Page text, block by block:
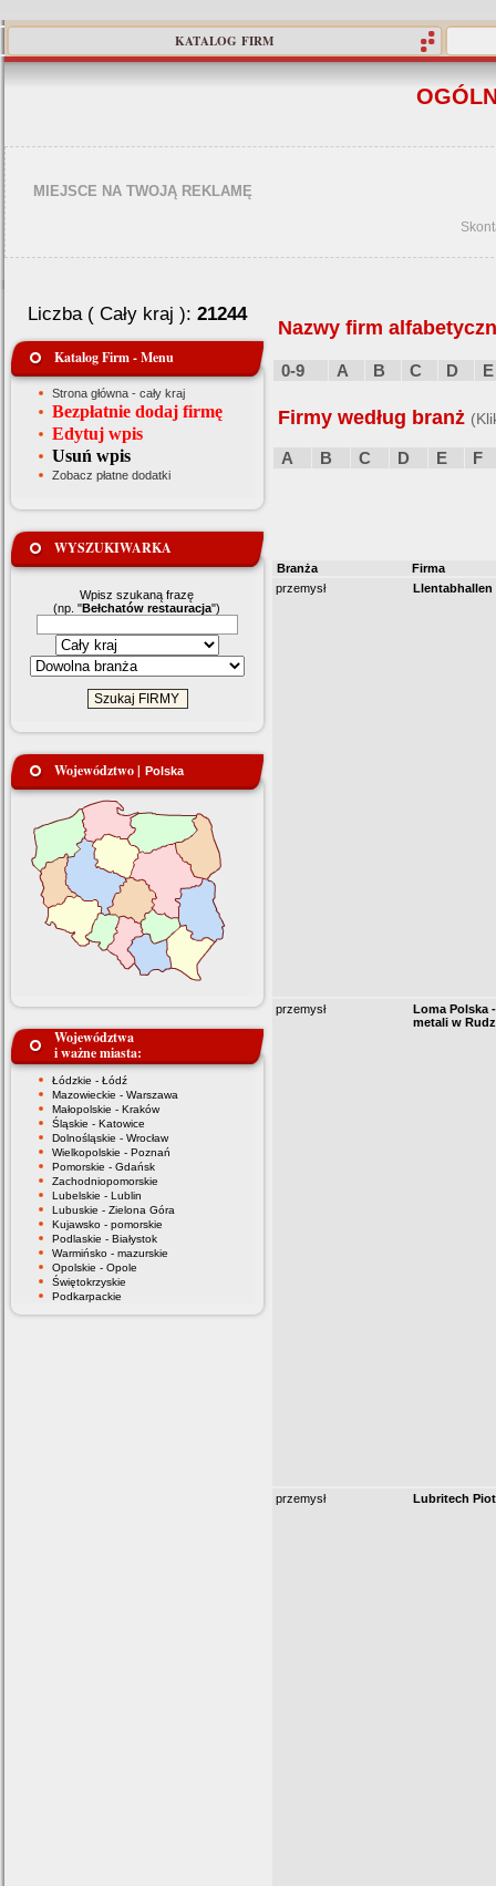
KATALOG FIRM
MIEJSCE NA TWOJĄ REKLAMĘ
Liczba ( Cały kraj ): 21244
Katalog Firm - Menu
Strona główna - cały kraj
Bezpłatnie dodaj firmę
Edytuj wpis
Usuń wpis
Zobacz płatne dodatki
WYSZUKIWARKA
Wpisz szukaną frazę
(np. "Bełchatów restauracja")
Województwo | Polska
Województwa
i ważne miasta:
Łódzkie - Łódź
Mazowieckie - Warszawa
Małopolskie - Kraków
Śląskie - Katowice
Dolnośląskie - Wrocław
Wielkopolskie - Poznań
Pomorskie - Gdańsk
Zachodniopomorskie
Lubelskie - Lublin
Lubuskie - Zielona Góra
Kujawsko - pomorskie
Podlaskie - Białystok
Warmińsko - mazurskie
Opolskie - Opole
Świętokrzyskie
Podkarpackie
Nazwy firm
0-9 A B C D E
Firmy według branż
A B C D E F
Branża
Firma
przemysł
Llentabhallen
przemysł
Loma Polska
metali w
przemysł Lubritech